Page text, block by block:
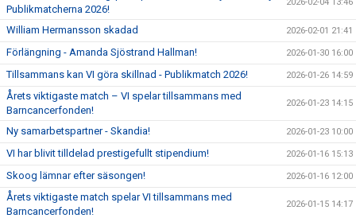
Publikmatcherna 2026!
William Hermansson skadad 2026-02-01 21:41
Förlängning - Amanda Sjöstrand Hallman! 2026-01-30 16:00
Tillsammans kan VI göra skillnad - Publikmatch 2026! 2026-01-26 14:59
Årets viktigaste match – VI spelar tillsammans med
Barncancerfonden!
2026-01-23 14:15
Ny samarbetspartner - Skandia! 2026-01-23 10:00
VI har blivit tilldelad prestigefullt stipendium! 2026-01-16 15:13
Skoog lämnar efter säsongen! 2026-01-16 12:00
Årets viktigaste match spelar VI tillsammans med
Barncancerfonden!
2026-01-15 14:17